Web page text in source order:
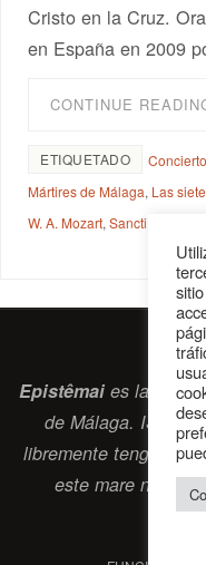
Cristo en la Cruz.
en España en 2009
CONTINUE
ETIQUETADO
Mártires de Málaga, Las
W. A. Mozart,Sancti Petri
Epistêmaies la
de Málaga. ISSN
libremente tengan
este mare